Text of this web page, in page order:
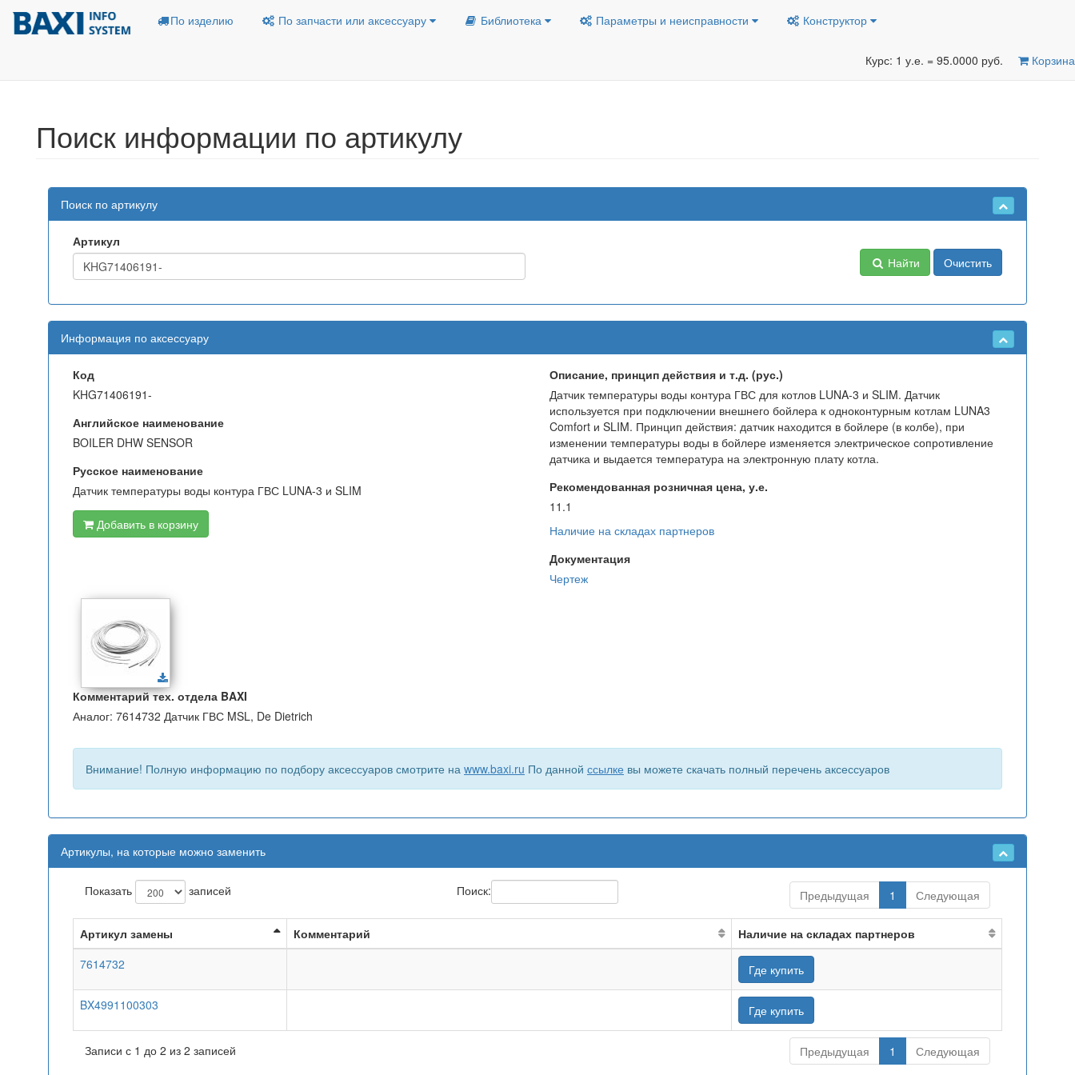
По изделию По запчасти или аксессуару Библиотека Параметры и неисправности Конструктор
Курс: 1 у.е. = 95.0000 руб. Корзина
Поиск информации по артикулу
Поиск по артикулу
Артикул
Найти
Очистить
Информация по аксессуару
Код
KHG71406191-
Английское наименование
BOILER DHW SENSOR
Русское наименование
Датчик температуры воды контура ГВС LUNA-3 и SLIM
Добавить в корзину
Описание, принцип действия и т.д. (рус.)
Датчик температуры воды контура ГВС для котлов LUNA-3 и SLIM. Датчик
используется при подключении внешнего бойлера к одноконтурным котлам LUNA3
Comfort и SLIM. Принцип действия: датчик находится в бойлере (в колбе), при
изменении температуры воды в бойлере изменяется электрическое сопротивление
датчика и выдается температура на электронную плату котла.
Рекомендованная розничная цена, у.е.
11.1
Наличие на складах партнеров
Документация
Чертеж
Комментарий тех. отдела BAXI
Аналог: 7614732 Датчик ГВС MSL, De Dietrich
Внимание! Полную информацию по подбору аксессуаров смотрите на www.baxi.ru По данной ссылке вы можете скачать полный перечень аксессуаров
Артикулы, на которые можно заменить
Показать записей Поиск: Предыдущая 1 Следующая
Артикул замены Комментарий
Наличие на складах партнеров
7614732
Где купить
BX4991100303 Где купить
Записи с 1 до 2 из 2 записей Предыдущая 1 Следующая